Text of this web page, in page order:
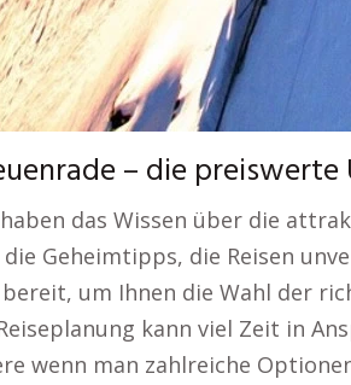
– die
das Wissen über die
Geheimtipps, die Reisen
um Ihnen die Wahl der
kann viel Zeit in
wenn man zahlreiche